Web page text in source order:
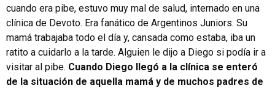
cuando era pibe, estuvo muy mal de salud, internado en una
clínica de Devoto. Era fanático de Argentinos Juniors. Su
mamá trabajaba todo el día y, cansada como estaba, iba un
ratito a cuidarlo a la tarde. Alguien le dijo a Diego si podía ir a
visitar al pibe. Cuando Diego llegó a la clínica se enteró
de la situación de aquella mamá y de muchos padres de